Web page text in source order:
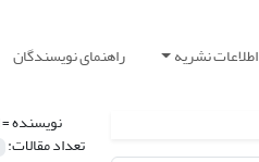
اطلاعات نشریه راهنمای نویسندگان
نویسنده =
تعداد مقالات: